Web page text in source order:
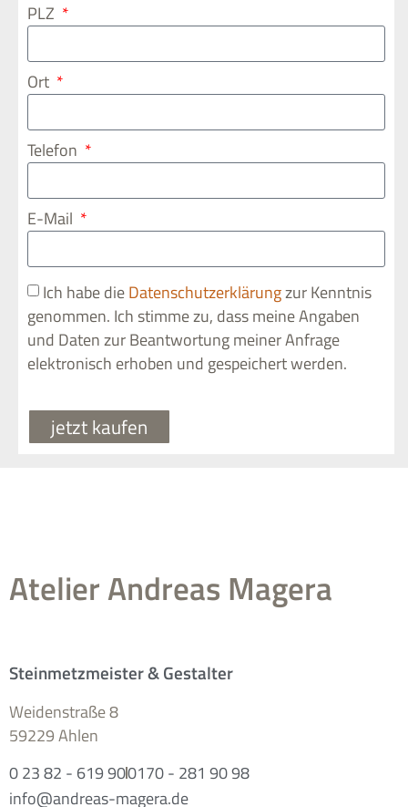
PLZ
Ort
Telefon
E-Mail
Ich habe dieDatenschutzerklärungzur Kenntnis
genommen. Ich stimme zu, dass meine Angaben
und Daten zur Beantwortung meiner Anfrage
elektronisch erhoben und gespeichert werden.
jetzt kaufen
Atelier Andreas Magera
Steinmetzmeister & Gestalter
Weidenstraße 8
59229 Ahlen
0 23 82 - 619 900170 - 281 90 98
info@andreas-magera.de